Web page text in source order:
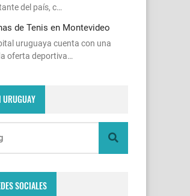
del país, c…
de Tenis en Montevideo
uruguaya cuenta con una
oferta deportiva…
URUGUAY
SOCIALES